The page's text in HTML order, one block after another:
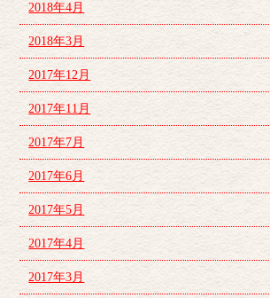
2018年4月
2018年3月
2017年12月
2017年11月
2017年7月
2017年6月
2017年5月
2017年4月
2017年3月